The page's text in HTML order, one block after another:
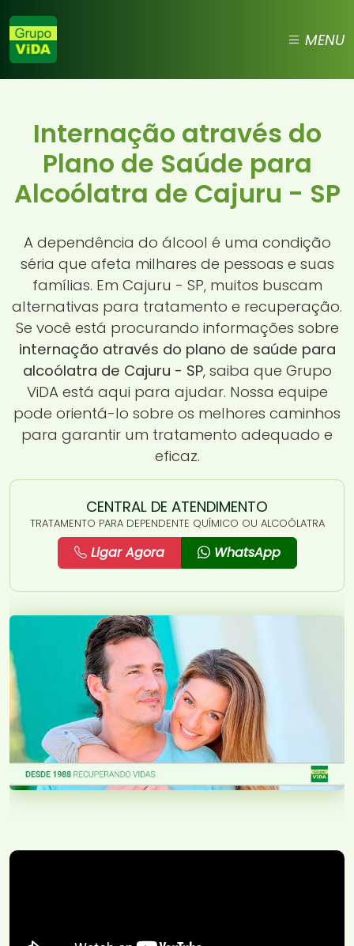
MENU
Internação através do
Plano de Saúde para
Alcoólatra de Cajuru - SP
A dependência do álcool é uma condição
séria que afeta milhares de pessoas e suas
famílias. Em Cajuru - SP, muitos buscam
alternativas para tratamento e recuperação.
Se você está procurando informações sobre
internação através do plano de saúde para
alcoólatra de Cajuru - SP, saiba que Grupo
ViDA está aqui para ajudar. Nossa equipe
pode orientá-lo sobre os melhores caminhos
para garantir um tratamento adequado e
eficaz.
CENTRAL DE ATENDIMENTO
TRATAMENTO PARA DEPENDENTE QUÍMICO OU ALCOÓLATRA
Ligar Agora WhatsApp